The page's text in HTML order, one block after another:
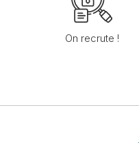
On recrute !